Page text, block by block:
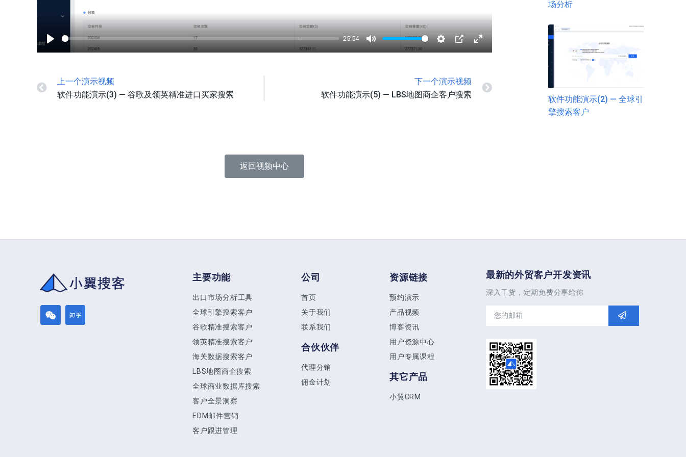
25:54
Mute Settings
PIP Enter fullscreen
上一个演示视频
软件功能演示(3) — 谷歌及领英精准进口买家搜索
下一个演示视频
软件功能演示(5) — LBS地图商企客户搜索
返回视频中心
场分析
软件功能演示(2) — 全球引
擎搜索客户
主要功能
出口市场分析工具
全球引擎搜索客户
谷歌精准搜索客户
领英精准搜索客户
海关数据搜索客户
LBS地图商企搜索
全球商业数据库搜索
客户全景洞察
EDM邮件营销
客户跟进管理
公司
首页
关于我们
联系我们
合伙伙伴
代理分销
佣金计划
资源链接
预约演示
产品视频
博客资讯
用户资源中心
用户专属课程
其它产品
小翼CRM
最新的外贸客户开发资讯
深入干货，定期免费分享给你